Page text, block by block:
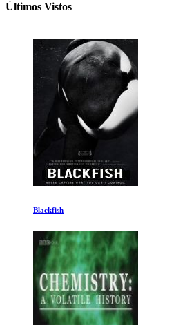
Últimos Vistos
La inspiracion mas profunda